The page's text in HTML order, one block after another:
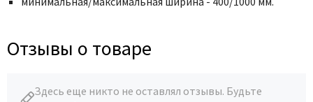
Отзывы о товаре
Здесь еще никто не оставлял отзывы. Будьте